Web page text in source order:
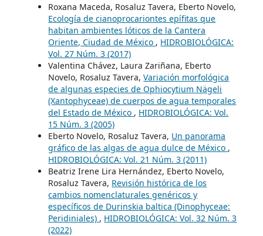
Roxana Maceda, Rosaluz Tavera, Eberto Novelo,
Ecología de cianoprocariontes epífitas que
habitan ambientes lóticos de la Cantera
Oriente, Ciudad de México , HIDROBIOLÓGICA:
Vol. 27 Núm. 3 (2017)
Valentina Chávez, Laura Zariñana, Eberto
Novelo, Rosaluz Tavera,Variación morfológica
de algunas especies de Ophiocytium Nägeli
(Xantophyceae) de cuerpos de agua temporales
del Estado de México , HIDROBIOLÓGICA: Vol.
15 Núm. 3 (2005)
Eberto Novelo, Rosaluz Tavera, Un panorama
gráfico de las algas de agua dulce de México ,
HIDROBIOLÓGICA: Vol. 21 Núm. 3 (2011)
Beatriz Irene Lira Hernández, Eberto Novelo,
Rosaluz Tavera, Revisión histórica de los
cambios nomenclaturales genéricos y
específicos de Durinskia baltica (Dinophyceae:
Peridiniales) , HIDROBIOLÓGICA: Vol. 32 Núm. 3
(2022)